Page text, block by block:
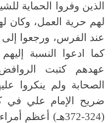
الذين وفروا الحماية
لهم حرية العمل، وكان
عند الفرس، ورجعوا
كما ادعوا النسبة
عهدهم كتبت
الصحابة ولم ينكروا
ضريح الإمام علي في
(324-372هـ) أعظم